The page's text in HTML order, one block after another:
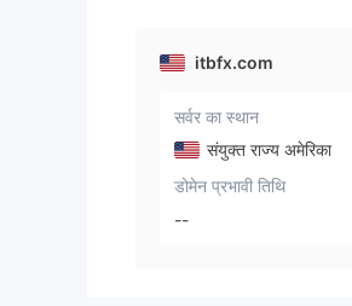
itbfx.com
सर्वर का स्थान
संयुक्त राज्य अमेरिका
डोमेन प्रभावी तिथि
--